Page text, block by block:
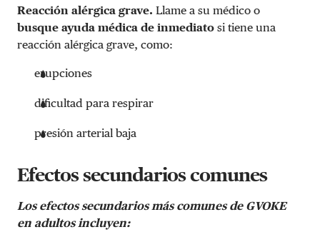
Reacción alérgica grave. Llame a su médico o
busque ayuda médica de inmediato si tiene una
reacción alérgica grave, como:
erupciones
dificultad para respirar
presión arterial baja
Efectos secundarios comunes
Los efectos secundarios más comunes de GVOKE
en adultos incluyen: